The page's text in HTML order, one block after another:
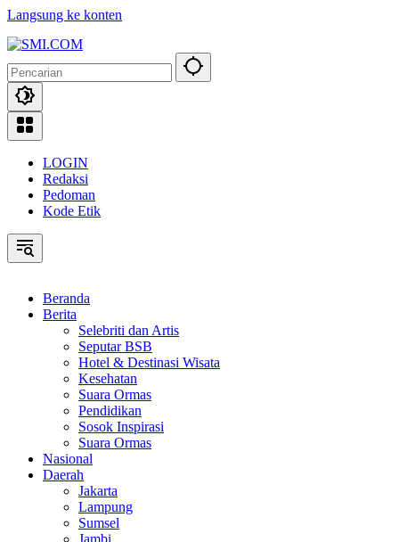
Langsung ke konten
LOGIN
Redaksi
Pedoman
Kode Etik
Beranda
Berita
Selebriti dan Artis
Seputar BSB
Hotel & Destinasi Wisata
Kesehatan
Suara Ormas
Pendidikan
Sosok Inspirasi
Suara Ormas
Nasional
Daerah
Jakarta
Lampung
Sumsel
Jambi